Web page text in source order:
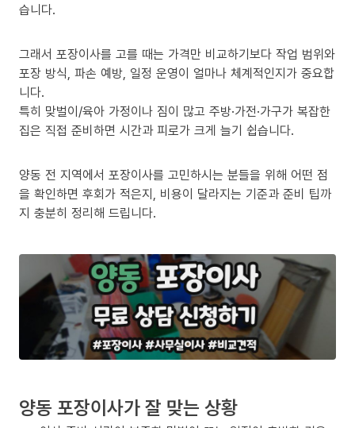
습니다.
그래서 포장이사를 고를 때는 가격만 비교하기보다 작업 범위와
포장 방식, 파손 예방, 일정 운영이 얼마나 체계적인지가 중요합
니다.
특히 맞벌이/육아 가정이나 짐이 많고 주방·가전·가구가 복잡한
집은 직접 준비하면 시간과 피로가 크게 늘기 쉽습니다.
양동 전 지역에서 포장이사를 고민하시는 분들을 위해 어떤 점
을 확인하면 후회가 적은지, 비용이 달라지는 기준과 준비 팁까
지 충분히 정리해 드립니다.
양동 포장이사가 잘 맞는 상황